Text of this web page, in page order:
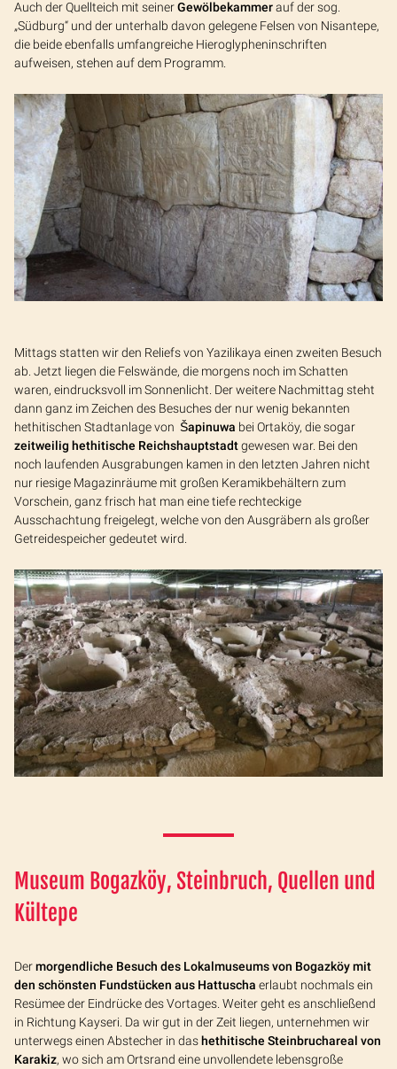
Auch der Quellteich mit seinerGewölbekammerauf der sog.
„Südburg“ und der unterhalb davon gelegene Felsen von Nisantepe,
die beide ebenfalls umfangreiche Hieroglypheninschriften
aufweisen, stehen auf dem Programm.
Mittags statten wir den Reliefs von Yazilikaya einen zweiten Besuch
ab. Jetzt liegen die Felswände, die morgens noch im Schatten
waren, eindrucksvoll im Sonnenlicht. Der weitere Nachmittag steht
dann ganz im Zeichen des Besuches der nur wenig bekannten
hethitischen Stadtanlage von Šapinuwa bei Ortaköy, die sogar
zeitweilig hethitische Reichshauptstadtgewesen war. Bei den
noch laufenden Ausgrabungen kamen in den letzten Jahren nicht
nur riesige Magazinräume mit großen Keramikbehältern zum
Vorschein, ganz frisch hat man eine tiefe rechteckige
Ausschachtung freigelegt, welche von den Ausgräbern als großer
Getreidespeicher gedeutet wird.
Museum Bogazköy, Steinbruch, Quellen und
Kültepe
Dermorgendliche Besuch des Lokalmuseums von Bogazköy mit
den schönsten Fundstücken aus Hattuscha erlaubt nochmals ein
Resümee der Eindrücke des Vortages. Weiter geht es anschließend
in Richtung Kayseri. Da wir gut in der Zeit liegen, unternehmen wir
unterwegs einen Abstecher in das hethitische Steinbruchareal von
Karakiz, wo sich am Ortsrand eine unvollendete lebensgroße